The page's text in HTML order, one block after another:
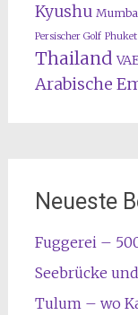
Kyushu
Persischer Golf Phuket
Thailand
Arabische
Neueste
Fuggerei –
Seebrücke
Tulum – wo